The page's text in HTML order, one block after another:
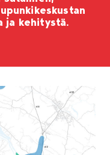
ja kehitystä.